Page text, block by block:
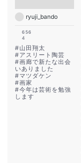
ryuji_bando
656
4
#山田翔太
#アスリート陶芸
#画廊で新たな出会
いありました
#マツダケン
#画家
#今年は芸術を勉強
します